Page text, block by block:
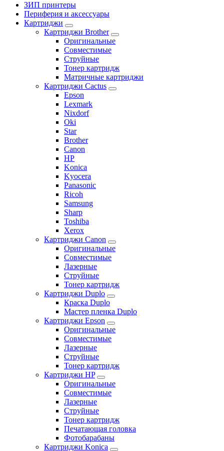
ЗИП принтеры
Периферия и аксессуары
Картриджи
Картриджи Brother
Оригинальные
Совместимые
Струйные
Тонер картридж
Матричные картриджи
Картриджи Cactus
Epson
Lexmark
Nixdorf
Oki
Star
Brother
Canon
HP
Konica
Kyocera
Panasonic
Ricoh
Samsung
Sharp
Toshiba
Xerox
Картриджи Canon
Оригинальные
Совместимые
Лазерные
Струйные
Тонер картридж
Картриджи Duplo
Краска Duplo
Мастер пленка Duplo
Картриджи Epson
Оригинальные
Совместимые
Лазерные
Струйные
Тонер картридж
Картриджи HP
Оригинальные
Совместимые
Лазерные
Струйные
Тонер картридж
Печатающая головка
Фотобарабаны
Картриджи Konica